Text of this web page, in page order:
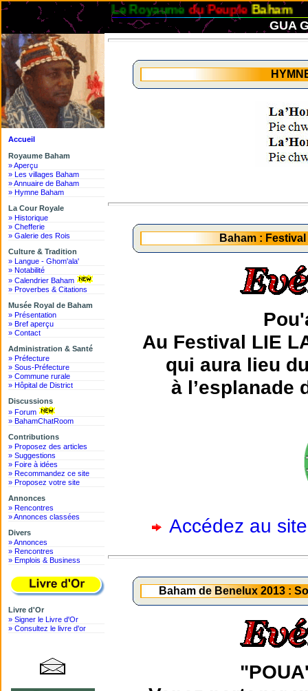
Le Royaume du Peuple Baham
GUA
Accueil
Royaume Baham
» Aperçu
» Les villages Baham
» Annuaire de Baham
» Hymne Baham
La Cour Royale
» Historique
» Chefferie
» Galerie des Rois
Culture & Tradition
» Langue - Ghom'ala'
» Notabilité
» Calendrier Baham
» Proverbes & Citations
Musée Royal de Baham
» Présentation
» Bref aperçu
» Contact
Administration & Santé
» Préfecture
» Sous-Préfecture
» Commune rurale
» Hôpital de District
Discussions
» Forum
» BahamChatRoom
Contributions
» Proposez des articles
» Suggestions
» Foire à idées
» Recommandez ce site
» Proposez votre site
Annonces
» Rencontres
» Annonces classées
Divers
» Annonces
» Rencontres
» Emplois & Business
Livre d'Or
» Signer le Livre d'Or
» Consultez le livre d'or
Baham :
Au Festival LIE
qui aura lieu
à l’esplanade
Accédez au
Baham de Benelux 2013 :